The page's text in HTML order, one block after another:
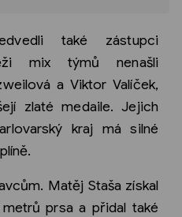
také zástupci
mix týmů nenašli
a Viktor Valíček,
zlaté medaile. Jejich
kraj má silné
Matěj Staša získal
prsa a přidal také